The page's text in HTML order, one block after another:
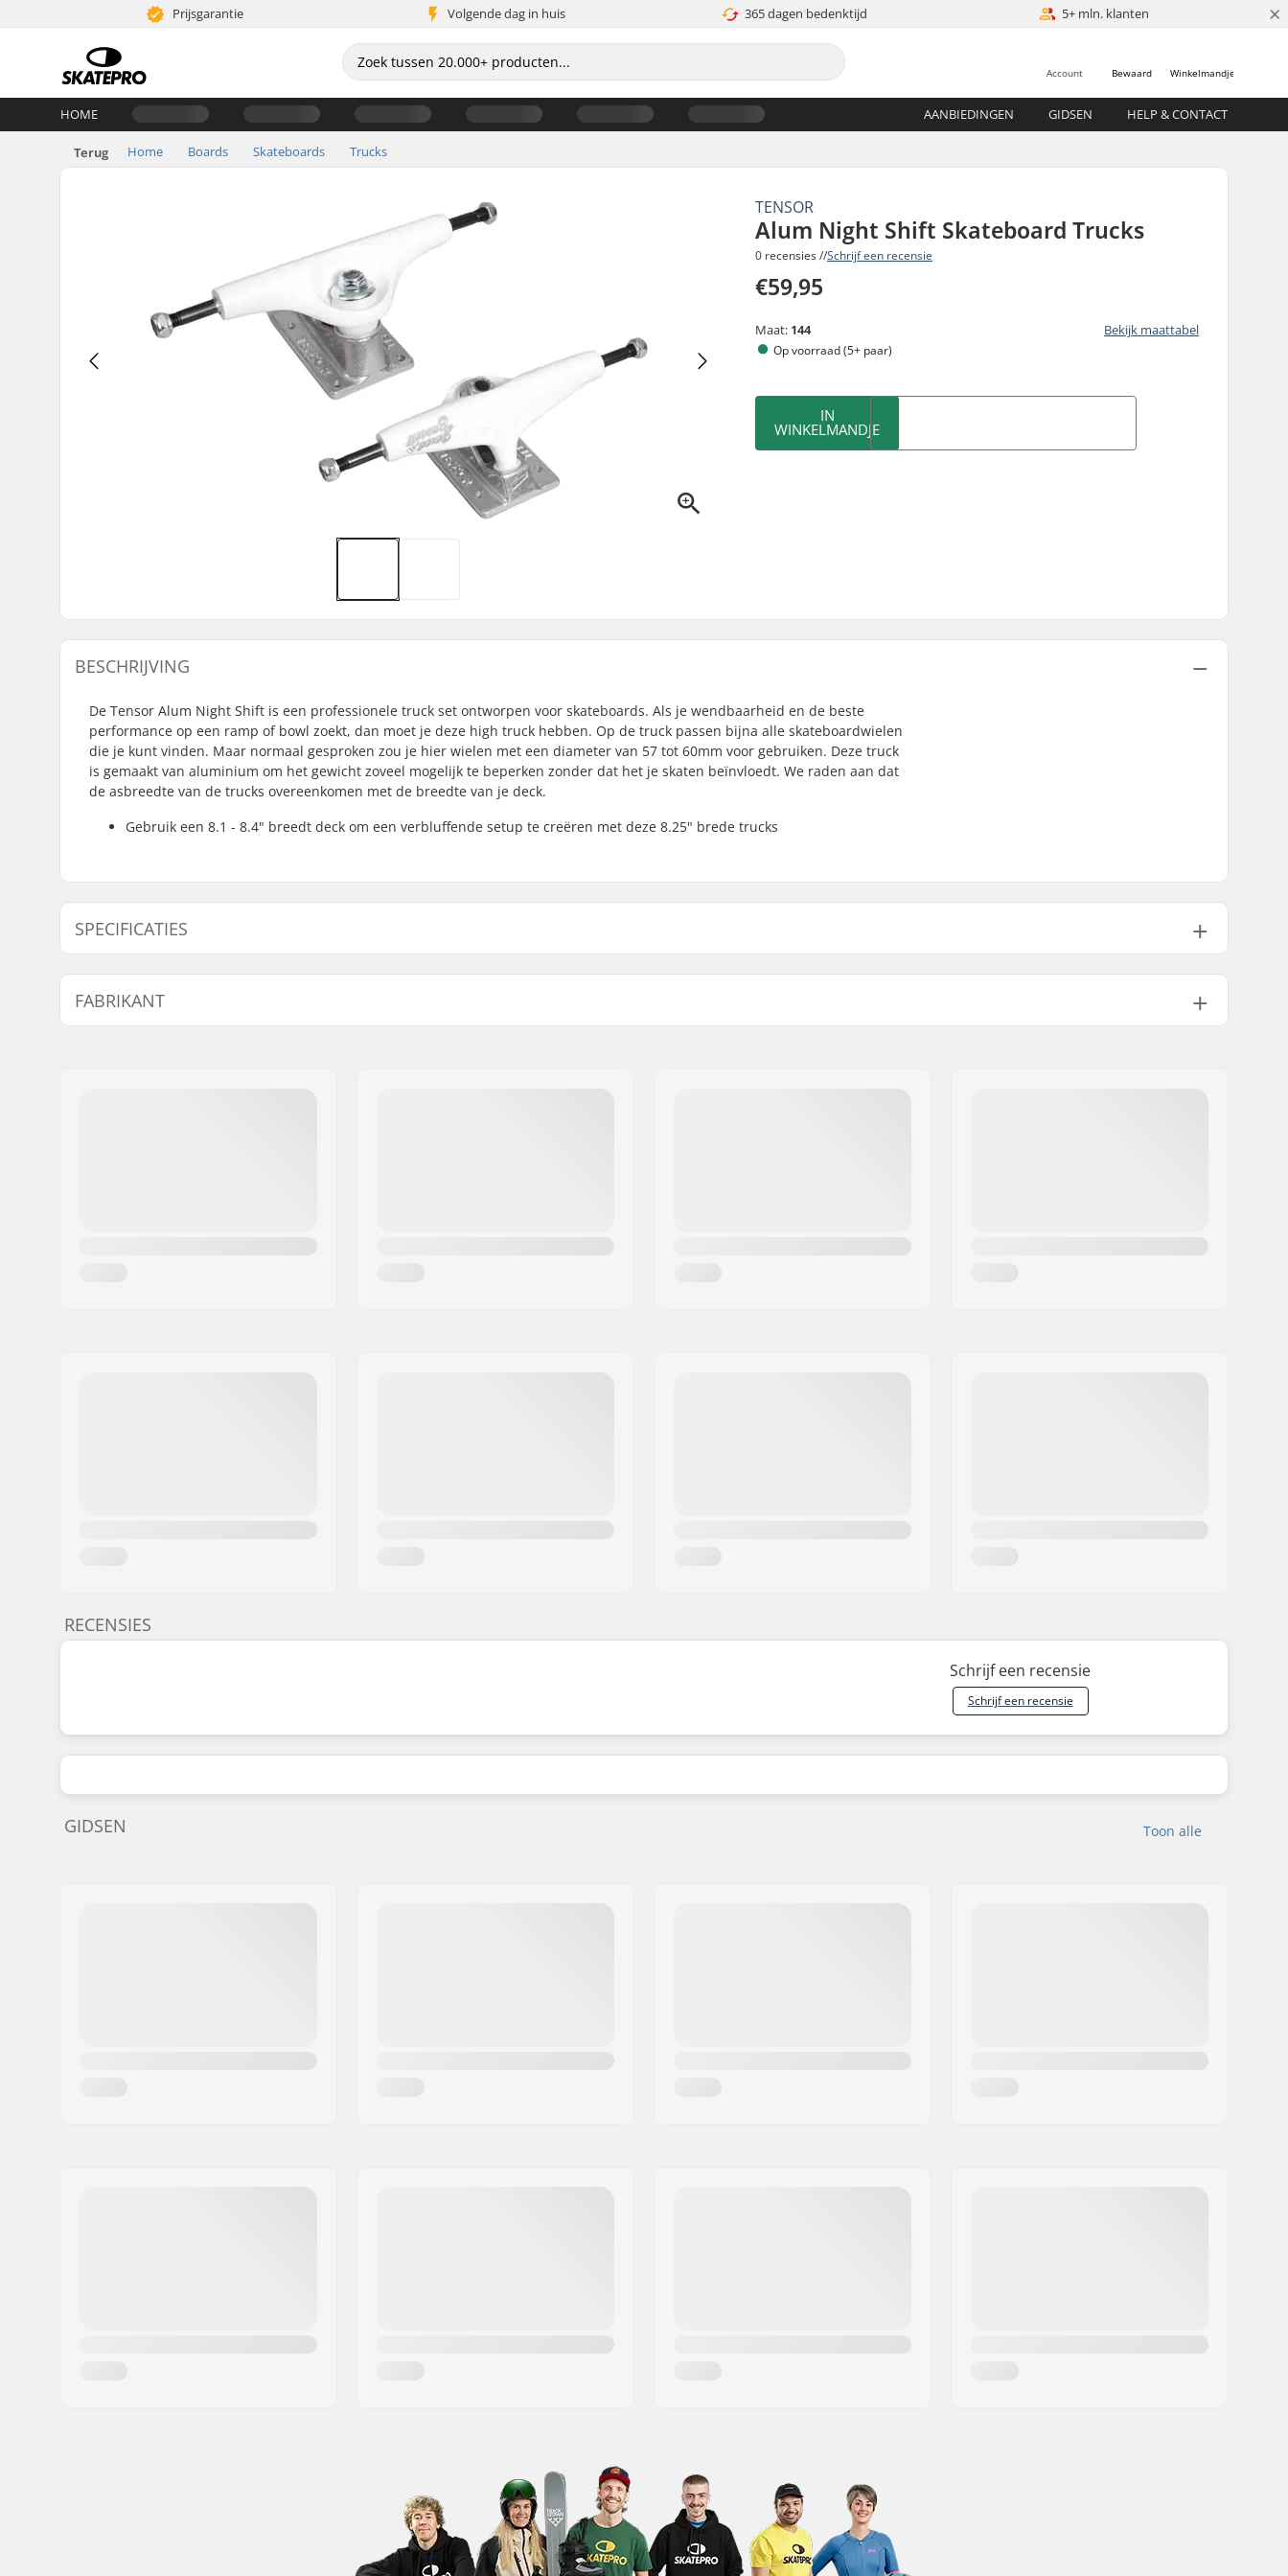
Prijsgarantie Volgende dag in huis 365 dagen bedenktijd 5+ mln. klanten ×
Winkelmandje
Bewaard
Account
HOME AANBIEDINGEN GIDSEN HELP & CONTACT
Terug Home Boards Skateboards Trucks
TENSOR
Alum Night Shift Skateboard Trucks
0 recensies //Schrijf een recensie
€59,95
Maat: 144 Bekijk maattabel
Op voorraad (5+ paar)
IN
WINKELMANDJE
BESCHRIJVING
De Tensor Alum Night Shift is een professionele truck set ontworpen voor skateboards. Als je wendbaarheid en de beste
performance op een ramp of bowl zoekt, dan moet je deze high truck hebben. Op de truck passen bijna alle skateboardwielen
die je kunt vinden. Maar normaal gesproken zou je hier wielen met een diameter van 57 tot 60mm voor gebruiken. Deze truck
is gemaakt van aluminium om het gewicht zoveel mogelijk te beperken zonder dat het je skaten beïnvloedt. We raden aan dat
de asbreedte van de trucks overeenkomen met de breedte van je deck.
Gebruik een 8.1 - 8.4" breedt deck om een verbluffende setup te creëren met deze 8.25" brede trucks
SPECIFICATIES
Aantal per verpakking:
2
Truck-type:
hanger
Bushings:
92A
Deck breedte:
8.12 - 8.38"
FABRIKANT
RECENSIES
Schrijf een recensie
Schrijf een recensie
Toon alle
GIDSEN